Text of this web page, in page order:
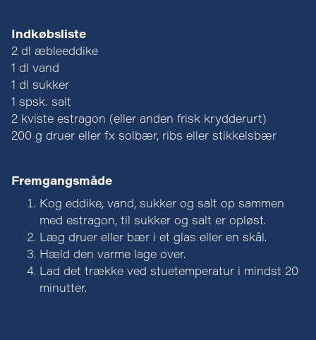
Indkøbsliste
2 dl æbleeddike
1 dl vand
1 dl sukker
1 spsk. salt
2 kviste estragon (eller anden frisk krydderurt)
200 g druer eller fx solbær, ribs eller stikkelsbær
Fremgangsmåde
Kog eddike, vand, sukker og salt op sammen
med estragon, til sukker og salt er opløst.
Læg druer eller bær i et glas eller en skål.
Hæld den varme lage over.
Lad det trække ved stuetemperatur i mindst 20
minutter.